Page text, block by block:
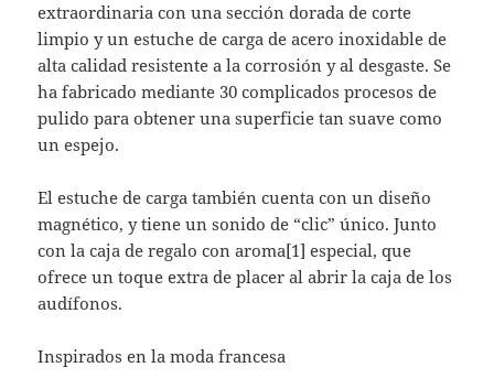
extraordinaria con una sección dorada de corte
limpio y un estuche de carga de acero inoxidable de
alta calidad resistente a la corrosión y al desgaste. Se
ha fabricado mediante 30 complicados procesos de
pulido para obtener una superficie tan suave como
un espejo.
El estuche de carga también cuenta con un diseño
magnético, y tiene un sonido de “clic” único. Junto
con la caja de regalo con aroma[1] especial, que
ofrece un toque extra de placer al abrir la caja de los
audífonos.
Inspirados en la moda francesa